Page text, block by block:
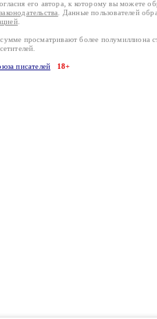
его автора, к которому вы можете
. Данные пользователей
.
просматривают более
писателей 18+